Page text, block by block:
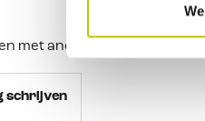
met andere klanten.
schrijven